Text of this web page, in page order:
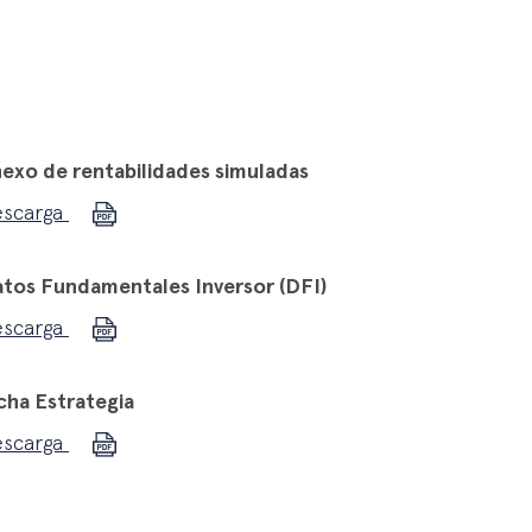
de rentabilidades simuladas
Fundamentales Inversor (DFI)
Estrategia